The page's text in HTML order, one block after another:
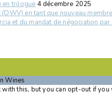
en trilogue 4 décembre 2025
en tant que nouveau membre
et du mandat de négociation
Wines
this, but you can opt-out if you